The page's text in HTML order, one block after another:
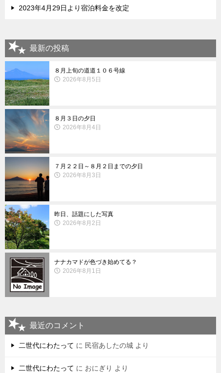
2023年4月29日より宿泊料金を改定
最新の投稿
８月上旬の道道１０６号線
2026年8月5日
８月３日の夕日
2026年8月4日
７月２２日～８月２日までの夕日
2026年8月3日
昨日、話題にした写真
2026年8月2日
ナナカマドが色づき始めてる？
2026年8月1日
最近のコメント
二世代にわたって に 民宿あしたの城 より
二世代にわたって に おにぎり より